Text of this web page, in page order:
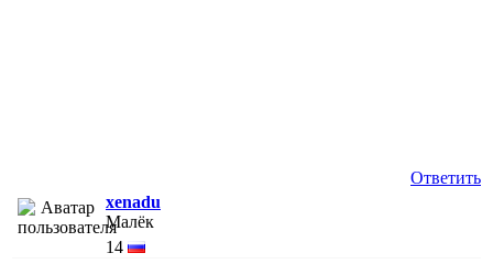
Ответить
xenadu
Малёк
14